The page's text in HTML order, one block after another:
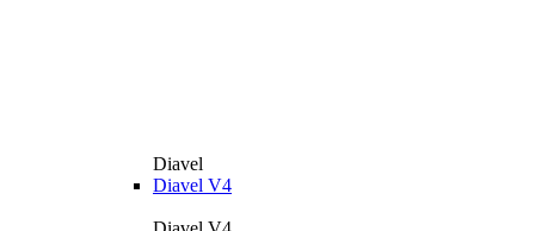
Diavel
Diavel V4